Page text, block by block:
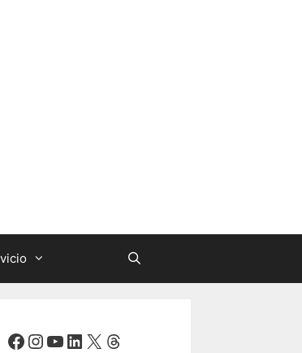
Facebook
Instagram
YouTube
LinkedIn
X Threads